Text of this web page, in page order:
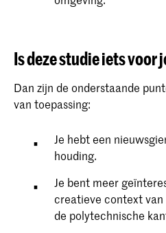
Is deze studie iets voor
Dan zijn de onderstaande
van toepassing:
Je hebt een
houding.
Je bent meer
creatieve context
de polytechnische